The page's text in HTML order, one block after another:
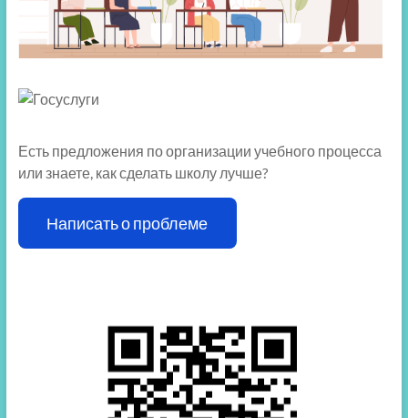
Есть предложения по организации учебного процесса
или знаете, как сделать школу лучше?
Написать о проблеме